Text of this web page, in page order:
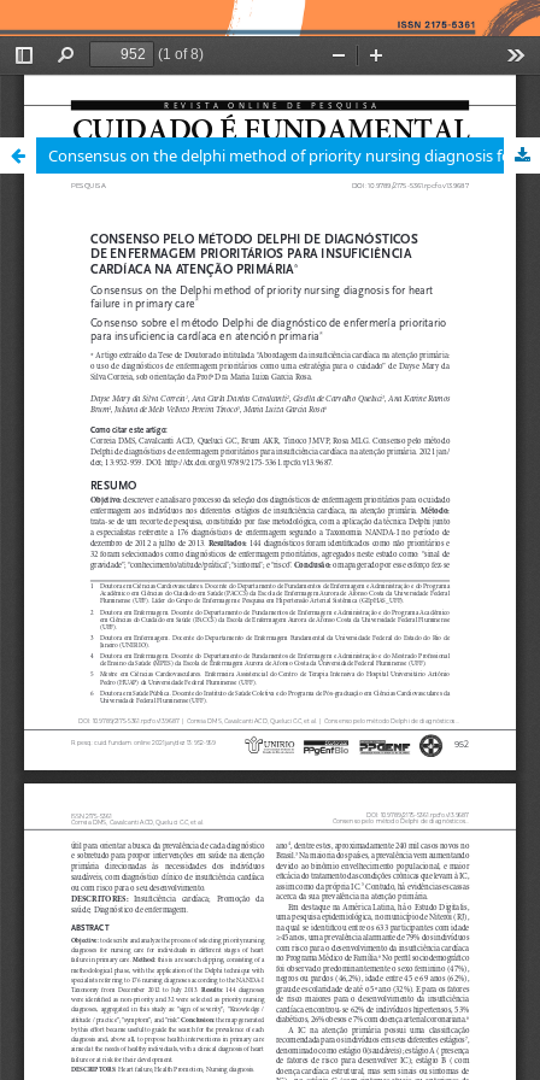
Consensus on the delphi method of priority nursing diagnosis for heart failure in primary care / Consenso pelo método Delphi de diagnósticos de enfermagem prioritários para insuficiência cardíaca na atenção primária